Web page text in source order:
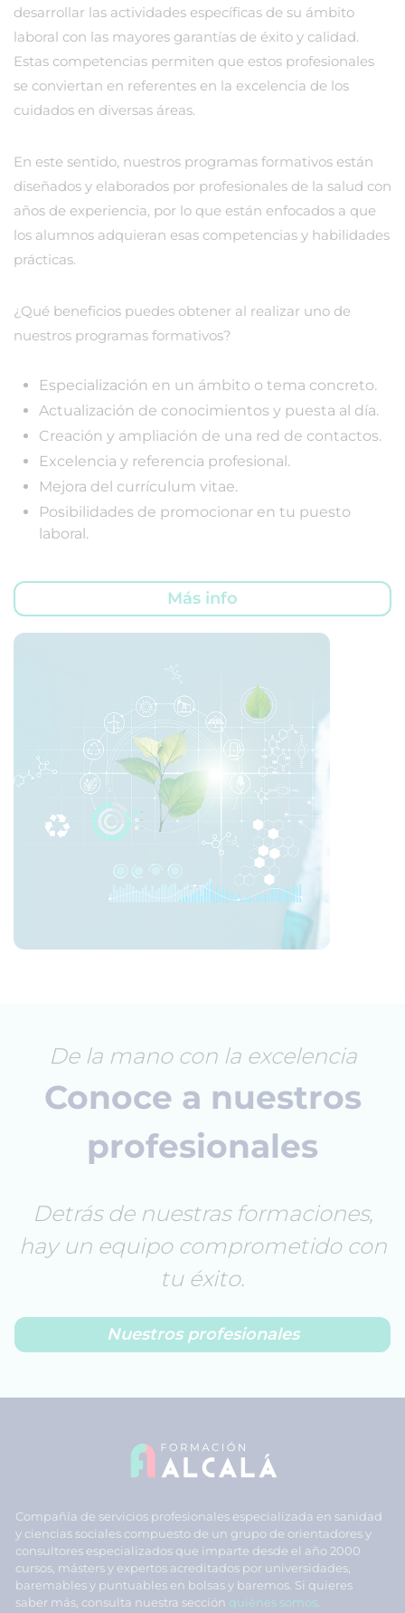
desarrollar las actividades específicas de su ámbito
laboral con las mayores garantías de éxito y calidad.
Estas competencias permiten que estos profesionales
se conviertan en referentes en la excelencia de los
cuidados en diversas áreas.
En este sentido, nuestros programas formativos están
diseñados y elaborados por profesionales de la salud con
años de experiencia, por lo que están enfocados a que
los alumnos adquieran esas competencias y habilidades
prácticas.
¿Qué beneficios puedes obtener al realizar uno de
nuestros programas formativos?
Especialización en un ámbito o tema concreto.
Actualización de conocimientos y puesta al día.
Creación y ampliación de una red de contactos.
Excelencia y referencia profesional.
Mejora del currículum vitae.
Posibilidades de promocionar en tu puesto
laboral.
Más info
De la mano con la excelencia
Conoce a nuestros
profesionales
Detrás de nuestras formaciones,
hay un equipo comprometido con
tu éxito.
Nuestros profesionales
Compañía de servicios profesionales especializada en sanidad
y ciencias sociales compuesto de un grupo de orientadores y
consultores especializados que imparte desde el año 2000
cursos, másters y expertos acreditados por universidades,
baremables y puntuables en bolsas y baremos. Si quieres
saber más, consulta nuestra sección quiénes somos